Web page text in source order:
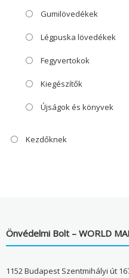
Gumilövedékek
Légpuska lövedékek
Fegyvertokok
Kiegészítők
Újságok és könyvek
Kezdőknek
Önvédelmi Bolt – WORLD
1152 Budapest Szentmihályi út